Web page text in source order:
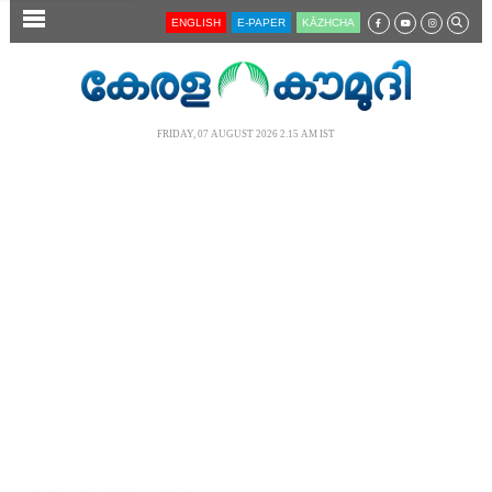
SECTIONS ENGLISH E-PAPER KĀZHCHA
FRIDAY, 07 AUGUST 2026 2.15 AM IST